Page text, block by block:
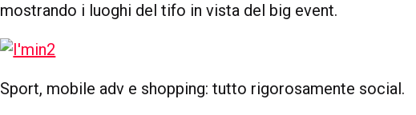
mostrando i luoghi del tifo in vista del big event.
Sport, mobile adv e shopping: tutto rigorosamente social.